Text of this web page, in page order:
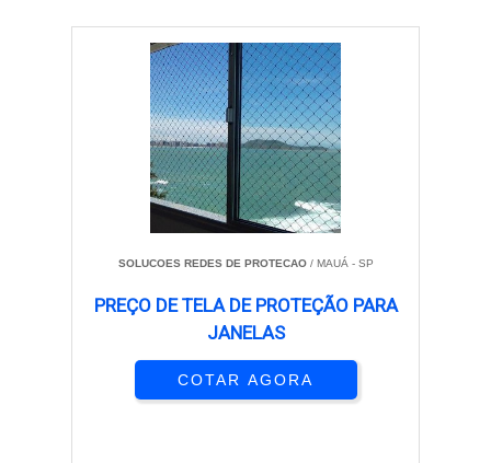
SOLUCOES REDES DE PROTECAO/ MAUÁ - SP
PREÇO DE TELA DE PROTEÇÃO PARA
JANELAS
COTAR AGORA